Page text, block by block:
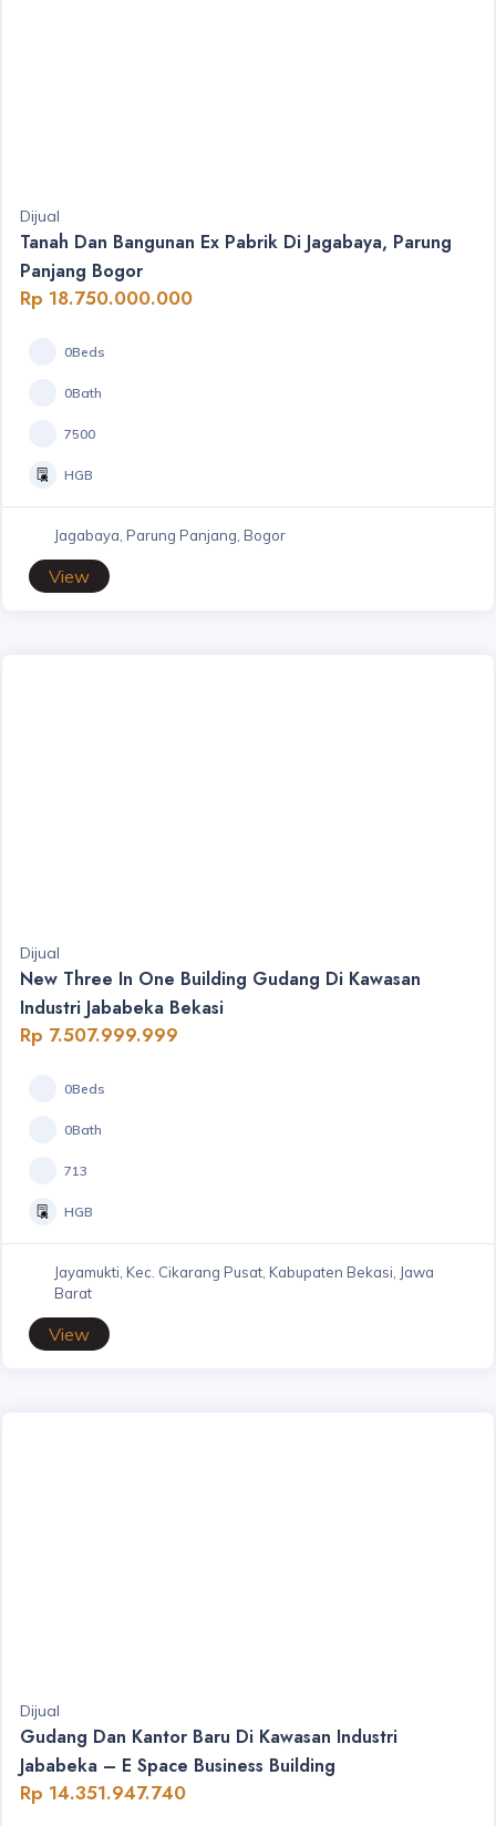
Dijual
Tanah Dan Bangunan Ex Pabrik Di Jagabaya, Parung
Panjang Bogor
Rp 18.750.000.000
0Beds
0Bath
7500
HGB
Jagabaya, Parung Panjang, Bogor
View
Dijual
New Three In One Building Gudang Di Kawasan
Industri Jababeka Bekasi
Rp 7.507.999.999
0Beds
0Bath
713
HGB
Jayamukti, Kec. Cikarang Pusat, Kabupaten Bekasi, Jawa
Barat
View
Dijual
Gudang Dan Kantor Baru Di Kawasan Industri
Jababeka – E Space Business Building
Rp 14.351.947.740